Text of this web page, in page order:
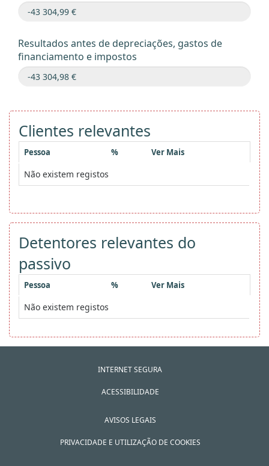
Resultados antes de depreciações, gastos de
financiamento e impostos
Clientes relevantes
Pessoa % Ver Mais
Não existem registos
Detentores relevantes do
passivo
Pessoa % Ver Mais
Não existem registos
INTERNET SEGURA
ACESSIBILIDADE
AVISOS LEGAIS
PRIVACIDADE E UTILIZAÇÃO DE COOKIES